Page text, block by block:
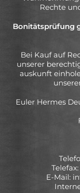
Rechte
Bonitätsprüfung
Bei Kauf auf
unserer
auskunft
Euler Hermes
E-Mail: